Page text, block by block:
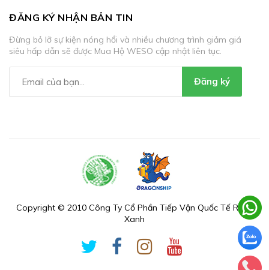
ĐĂNG KÝ NHẬN BẢN TIN
Đừng bỏ lỡ sự kiện nóng hổi và nhiều chương trình giảm giá
siêu hấp dẫn sẽ được Mua Hộ WESO cập nhật liên tục.
Đăng ký
Copyright © 2010 Công Ty Cổ Phần Tiếp Vận Quốc Tế Rồng
Xanh